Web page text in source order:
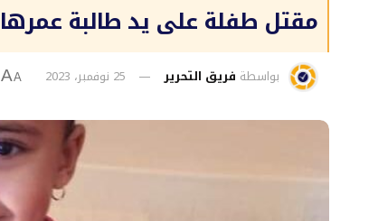
مقتل طفلة على يد طالبة عمرها 15 سنة في الشرقية
بواسطة فريق التحرير 25 نوفمبر، 2023 A
A